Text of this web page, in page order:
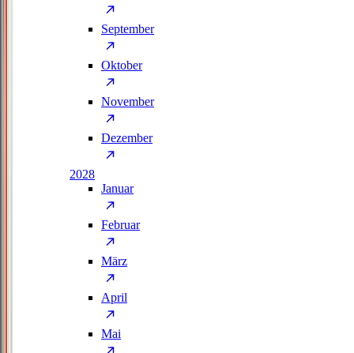
September
Oktober
November
Dezember
2028
Januar
Februar
März
April
Mai